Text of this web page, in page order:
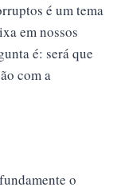
é um tema
em nossos
é: será que
com a
o